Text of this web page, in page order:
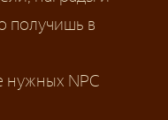
получишь в
нужных NPC